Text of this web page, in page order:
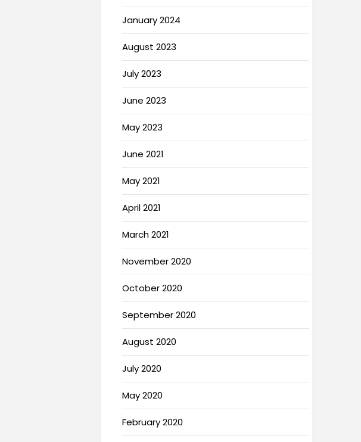
January 2024
August 2023
July 2023
June 2023
May 2023
June 2021
May 2021
April 2021
March 2021
November 2020
October 2020
September 2020
August 2020
July 2020
May 2020
February 2020